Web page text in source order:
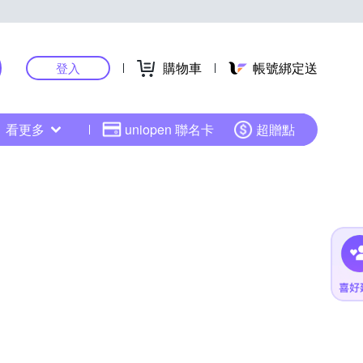
登入 購物車 帳號綁定送
看更多 uniopen 聯名卡 超贈點